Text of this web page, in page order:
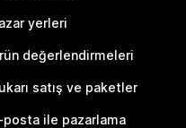
yerleri
değerlendirmeleri
satış ve paketler
posta ile pazarlama